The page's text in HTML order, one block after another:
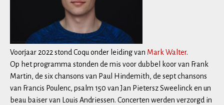
Voorjaar 2022 stond Coqu onder leiding van Mark Walter.
Op het programma stonden de mis voor dubbel koor van Frank
Martin, de six chansons van Paul Hindemith, de sept chansons
van Francis Poulenc, psalm 150 van Jan Pietersz Sweelinck en un
beau baiser van Louis Andriessen. Concerten werden verzorgd in